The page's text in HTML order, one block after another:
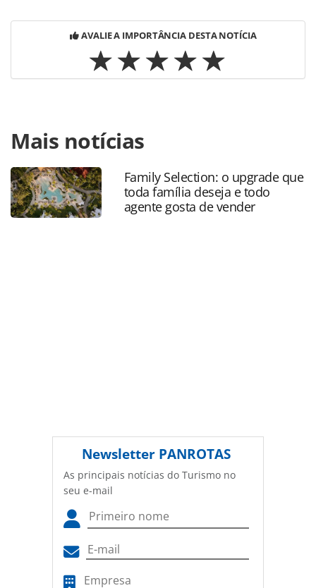
AVALIE A IMPORTÂNCIA DESTA NOTÍCIA
https://www.panrotas.com.br/gente/movimentacao/2022/
contrata-mais-cinco-executivos-para-area-de-
vendas_193135.html ou as ferramentas oferecidas na
página. Todo o conteúdo produzido pela PANROTAS
Editora é protegido pela legislação brasileira sobre direito
autoral. Não reproduza o conteúdo sem autorização da
Mais notícias
Family Selection: o upgrade que
toda família deseja e todo
agente gosta de vender
Newsletter PANROTAS
As principais notícias do Turismo no
seu e-mail